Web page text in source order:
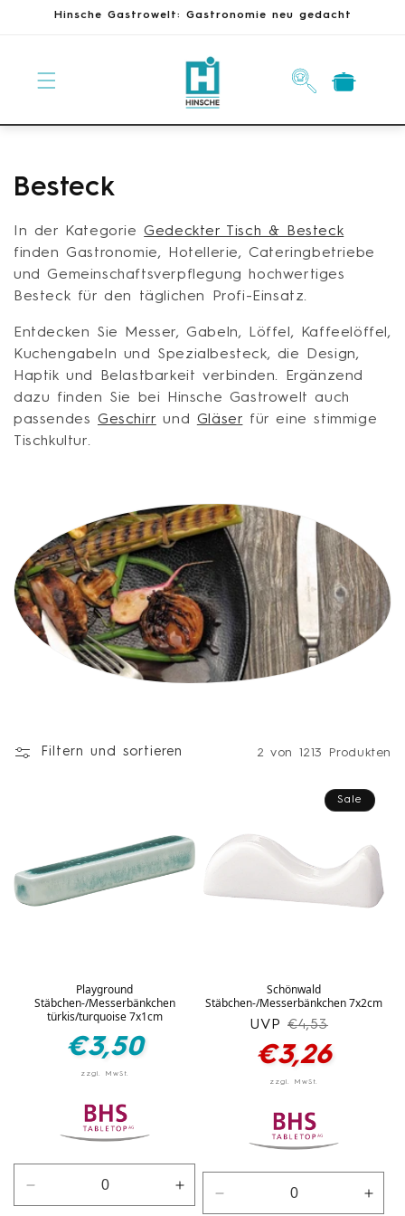
zumHinsche Gastrowelt: Gastronomie neu gedacht
Warenkorb
K
a
t
e
g
o
r
i
Besteck
In der KategorieGedeckter Tisch & Besteck
finden Gastronomie, Hotellerie, Cateringbetriebe
und Gemeinschaftsverpflegung hochwertiges
Besteck für den täglichen Profi-Einsatz.
Entdecken Sie Messer, Gabeln, Löffel, Kaffeelöffel,
Kuchengabeln und Spezialbesteck, die Design,
Haptik und Belastbarkeit verbinden. Ergänzend
dazu finden Sie bei Hinsche Gastrowelt auch
passendes Geschirr und Gläser für eine stimmige
Tischkultur.
Filtern und sortieren 2 von 1213 Produkten
Playground
Stäbchen-/Messerbänkchen
türkis/turquoise 7x1cm
Normaler
Preis
€3,50
Verringere
die
Erhöhe
die
Sale
Schönwald
Stäbchen-/Messerbänkchen 7x2cm
Normaler
Preis
UVP €4,53
Verkaufspreis
€3,26
Verringere